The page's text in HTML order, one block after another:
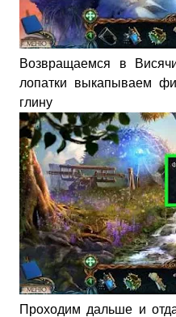
Возвращаемся в
лопатки выкапываем
глину
Проходим дальше и